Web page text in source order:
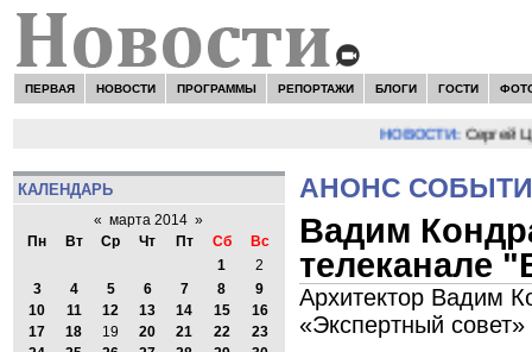
ПЕРВАЯ НОВОСТИ ПРОГРАММЫ РЕПОРТАЖИ БЛОГИ ГОСТИ
НОВОСТИ: Сергей
КАЛЕНДАРЬ
« марта 2014 »
Пн
Вт Ср Чт Пт Сб
Вс
1
2
3
4 5 6 7 8
9
10
11 12 13 14 15
16
17
18 19 20 21 22
23
АНОНС
Вадим
телеканале
Архитектор Вадим
«Экспертный совет»